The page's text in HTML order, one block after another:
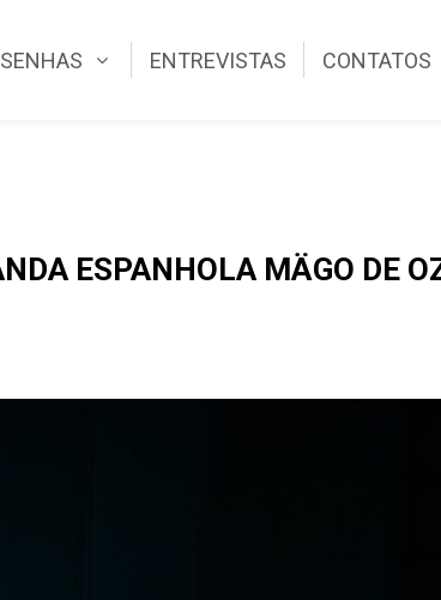
ENTREVISTAS CONTATOS
ESPANHOLA MÄGO DE